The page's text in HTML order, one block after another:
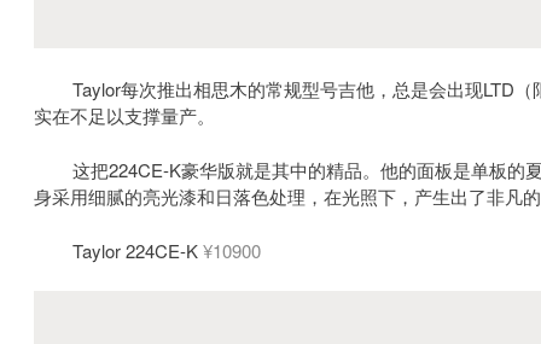
Taylor每次推出相思木的常规型号吉他，总是会出现LTD
实在不足以支撑量产。
这把224CE-K豪华版就是其中的精品。他的面板是单板的
身采用细腻的亮光漆和日落色处理，在光照下，产生出了非凡
Taylor 224CE-K¥10900